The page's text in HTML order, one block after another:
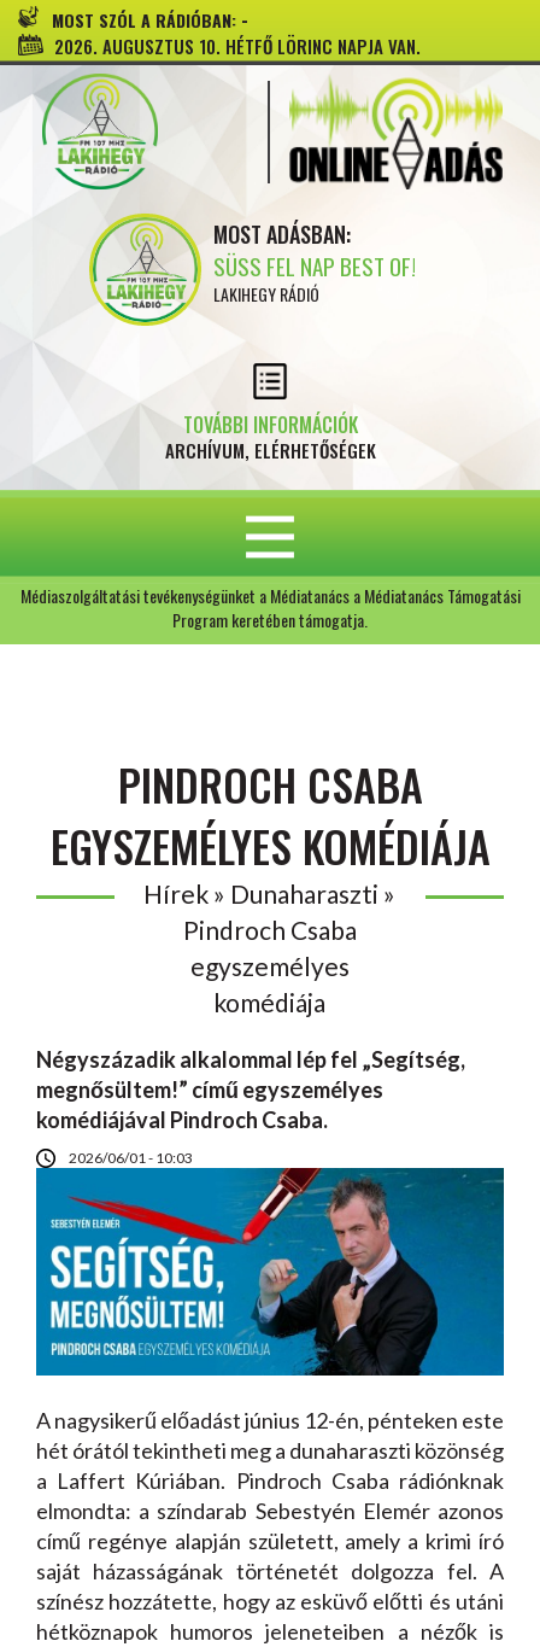
MOST SZÓL A RÁDIÓBAN: -
2026. AUGUSZTUS 10. HÉTFŐ LÖRINC NAPJA VAN.
MOST ADÁSBAN:
SÜSS FEL NAP BEST OF!
LAKIHEGY RÁDIÓ
TOVÁBBI INFORMÁCIÓK
ARCHÍVUM, ELÉRHETŐSÉGEK
Médiaszolgáltatási tevékenységünket a Médiatanács a Médiatanács Támogatási
Program keretében támogatja.
PINDROCH CSABA
EGYSZEMÉLYES KOMÉDIÁJA
Hírek » Dunaharaszti »
Pindroch Csaba
egyszemélyes
komédiája
Négyszázadik alkalommal lép fel „Segítség,
megnősültem!” című egyszemélyes
komédiájával Pindroch Csaba.
2026/06/01 - 10:03
A nagysikerű előadást június 12-én, pénteken este
hét órától tekintheti meg a dunaharaszti közönség
a Laffert Kúriában. Pindroch Csaba rádiónknak
elmondta: a színdarab Sebestyén Elemér azonos
című regénye alapján született, amely a krimi író
saját házasságának történetét dolgozza fel. A
színész hozzátette, hogy az esküvő előtti és utáni
hétköznapok humoros jeleneteiben a nézők is